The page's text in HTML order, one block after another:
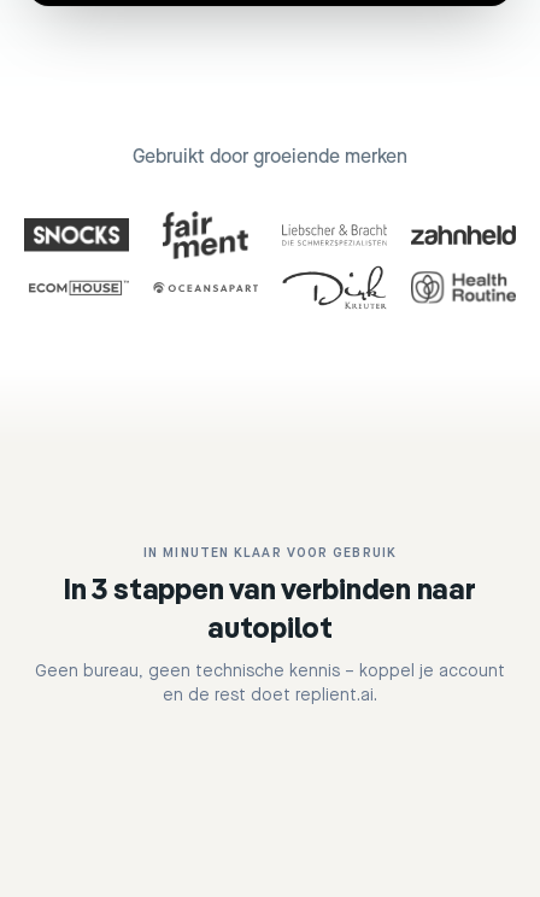
Gebruikt door groeiende merken
IN MINUTEN KLAAR VOOR GEBRUIK
In 3 stappen van verbinden naar
autopilot
Geen bureau, geen technische kennis – koppel je account
en de rest doet replient.ai.